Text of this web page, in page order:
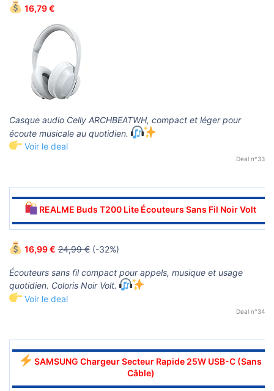
16,79 €
Casque audio Celly ARCHBEATWH, compact et léger pour
écoute musicale au quotidien.
Voir le deal
Deal n°33
▬▬▬▬▬▬▬▬▬▬▬▬▬▬▬▬▬▬▬▬▬▬▬▬▬▬▬▬▬▬
REALME Buds T200 Lite Écouteurs Sans Fil Noir Volt
▬▬▬▬▬▬▬▬▬▬▬▬▬▬▬▬▬▬▬▬▬▬▬▬▬▬▬▬▬▬
16,99 € 24,99 €(-32%)
Écouteurs sans fil compact pour appels, musique et usage
quotidien. Coloris Noir Volt.
Voir le deal
Deal n°34
▬▬▬▬▬▬▬▬▬▬▬▬▬▬▬▬▬▬▬▬▬▬▬▬▬▬▬▬▬▬
SAMSUNG Chargeur Secteur Rapide 25W USB-C (Sans
Câble)
▬▬▬▬▬▬▬▬▬▬▬▬▬▬▬▬▬▬▬▬▬▬▬▬▬▬▬▬▬▬